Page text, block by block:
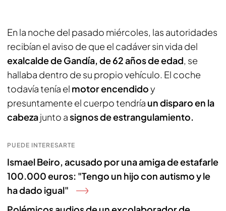
En la noche del pasado miércoles, las autoridades
recibían el aviso de que el cadáver sin vida del
exalcalde de Gandía, de 62 años de edad, se
hallaba dentro de su propio vehículo. El coche
todavía tenía el motor encendidoy
presuntamente el cuerpo tendría un disparo en la
cabezajunto asignos de estrangulamiento.
PUEDE INTERESARTE
Ismael Beiro, acusado por una amiga de estafarle
100.000 euros: "Tengo un hijo con autismo y le
ha dado igual"